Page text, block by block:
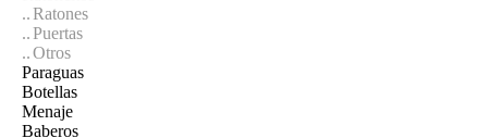
Ratones
Puertas
Otros
Paraguas
Botellas
Menaje
Baberos